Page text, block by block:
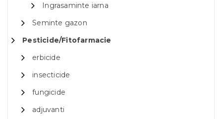
Ingrasaminte iarna
Seminte gazon
Pesticide/Fitofarmacie
erbicide
insecticide
fungicide
adjuvanti